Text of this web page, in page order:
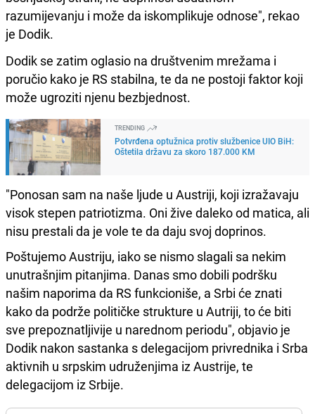
razumijevanju i može da iskomplikuje odnose", rekao
je Dodik.
Dodik se zatim oglasio na društvenim mrežama i
poručio kako je RS stabilna, te da ne postoji faktor koji
može ugroziti njenu bezbjednost.
TRENDING
Potvrđena optužnica protiv službenice UIO BiH:
Oštetila državu za skoro 187.000 KM
"Ponosan sam na naše ljude u Austriji, koji izražavaju
visok stepen patriotizma. Oni žive daleko od matica, ali
nisu prestali da je vole te da daju svoj doprinos.
Poštujemo Austriju, iako se nismo slagali sa nekim
unutrašnjim pitanjima. Danas smo dobili podršku
našim naporima da RS funkcioniše, a Srbi će znati
kako da podrže političke strukture u Autriji, to će biti
sve prepoznatljivije u narednom periodu", objavio je
Dodik nakon sastanka s delegacijom privrednika i Srba
aktivnih u srpskim udruženjima iz Austrije, te
delegacijom iz Srbije.